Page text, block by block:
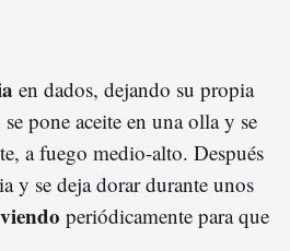
en dados, dejando su propia
pone aceite en una olla y se
a fuego medio-alto. Después
y se deja dorar durante unos
periódicamente para que